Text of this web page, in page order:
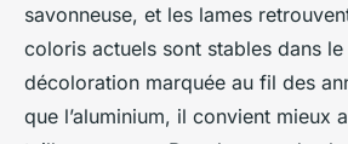
savonneuse, et les lames
coloris actuels sont stables dans
décoloration marquée au fil des
que l’aluminium, il convient mieux